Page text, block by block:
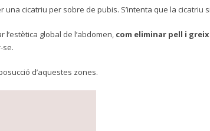
cicatriu per sobre de pubis. S’intenta que la
global de l’abdomen, com eliminar pell i
se.
d’aquestes zones.